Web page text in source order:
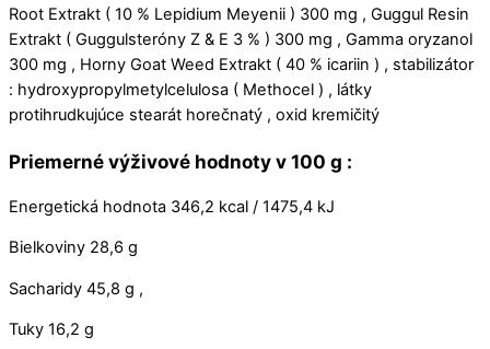
Root Extrakt ( 10 % Lepidium Meyenii ) 300 mg , Guggul Resin
Extrakt ( Guggulsteróny Z & E 3 % ) 300 mg , Gamma oryzanol
300 mg , Horny Goat Weed Extrakt ( 40 % icariin ) , stabilizátor
: hydroxypropylmetylcelulosa ( Methocel ) , látky
protihrudkujúce stearát horečnatý , oxid kremičitý
Priemerné výživové hodnoty v 100 g :
Energetická hodnota 346,2 kcal / 1475,4 kJ
Bielkoviny 28,6 g
Sacharidy 45,8 g ,
Tuky 16,2 g